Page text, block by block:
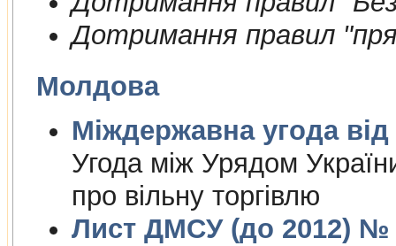
Дотримання правил
Молдова
Угода між Урядом
про вільну торгівлю
Лист ДМСУ (до 2012) №